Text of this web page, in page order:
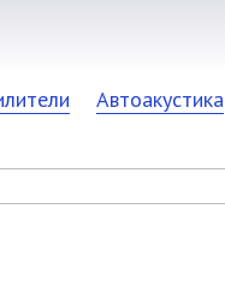
Автоакустика